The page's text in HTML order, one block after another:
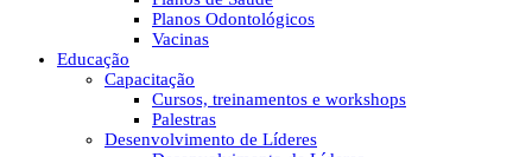
Planos Odontológicos
Vacinas
Educação
Capacitação
Cursos, treinamentos e workshops
Palestras
Desenvolvimento de Líderes